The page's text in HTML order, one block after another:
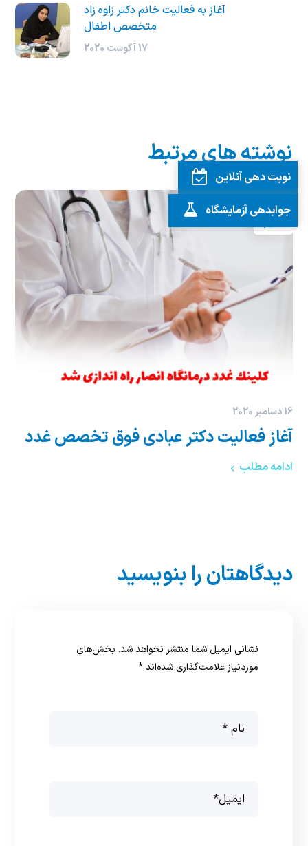
آغاز به فعاليت خانم دكتر زاوه زاد
متخصص اطفال
17 آگوست 2020
نوشته های مرتبط
16 دسامبر 2020
آغاز فعاليت دكتر عبادی فوق تخصص غدد
ادامه مطلب
دیدگاهتان را بنویسید
نشانی ایمیل شما منتشر نخواهد شد. بخش‌های
موردنیاز علامت‌گذاری شده‌اند*
نوبت دهی آنلاین
جوابدهی آزمایشگاه